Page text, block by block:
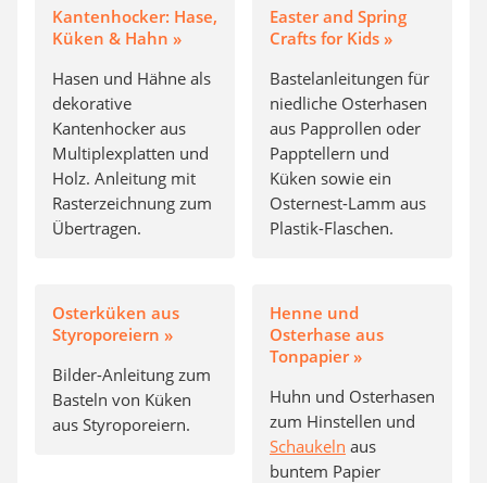
Kantenhocker: Hase,
Küken & Hahn »
Hasen und Hähne als
dekorative
Kantenhocker aus
Multiplexplatten und
Holz. Anleitung mit
Rasterzeichnung zum
Übertragen.
Easter and Spring
Crafts for Kids »
Bastelanleitungen für
niedliche Osterhasen
aus Papprollen oder
Papptellern und
Küken sowie ein
Osternest-Lamm aus
Plastik-Flaschen.
Osterküken aus
Styroporeiern »
Bilder-Anleitung zum
Basteln von Küken
aus Styroporeiern.
Henne und
Osterhase aus
Tonpapier »
Huhn und Osterhasen
zum Hinstellen und
Schaukeln aus
buntem Papier